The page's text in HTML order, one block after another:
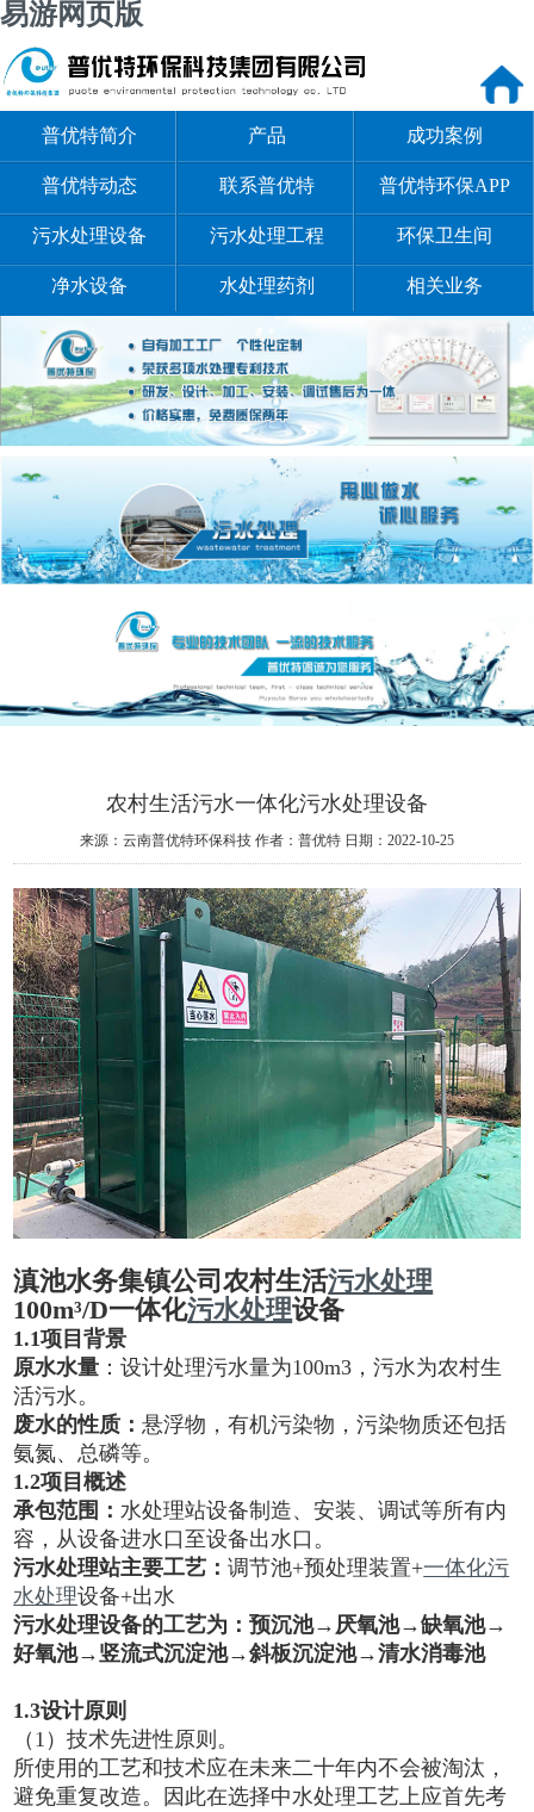
易游网页版
普优特简介 产品 成功案例
普优特动态 联系普优特 普优特环保APP
污水处理设备 污水处理工程 环保卫生间
净水设备 水处理药剂 相关业务
农村生活污水一体化污水处理设备
来源：云南普优特环保科技 作者：普优特 日期：2022-10-25
滇池水务集镇公司农村生活污水处理
100m³/D一体化污水处理设备
1.1项目背景
原水水量 ：设计处理污水量为100m3，污水为农村生
活污水。
废水的性质：悬浮物，有机污染物，污染物质还包括
氨氮、总磷等。
1.2项目概述
承包范围：水处理站设备制造、安装、调试等所有内
容，从设备进水口至设备出水口。
污水处理站主要工艺：调节池+预处理装置+一体化污
水处理设备+出水
污水处理设备的工艺为：预沉池→厌氧池→缺氧池→
好氧池→竖流式沉淀池→斜板沉淀池→清水消毒池
1.3设计原则
（1）技术先进性原则。
所使用的工艺和技术应在未来二十年内不会被淘汰，
避免重复改造。因此在选择中水处理工艺上应首先考